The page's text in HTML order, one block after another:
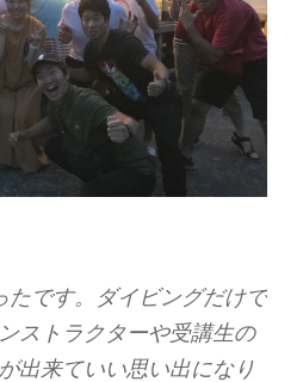
たです。ダイビングだけで
ストラクターや受講生の
出来ていい思い出になり